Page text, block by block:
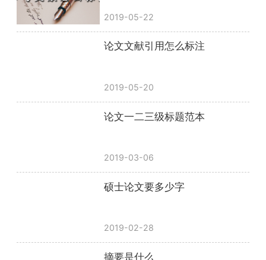
2019-05-22
论文文献引用怎么标注
2019-05-20
论文一二三级标题范本
2019-03-06
硕士论文要多少字
2019-02-28
摘要是什么